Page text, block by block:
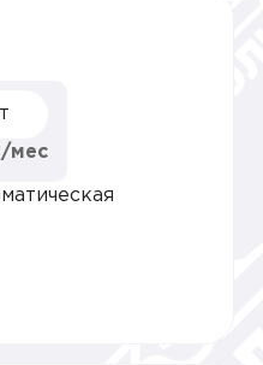
мес